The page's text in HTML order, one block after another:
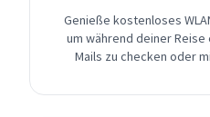
Genieße kostenloses
um während deiner Reise
Mails zu checken oder